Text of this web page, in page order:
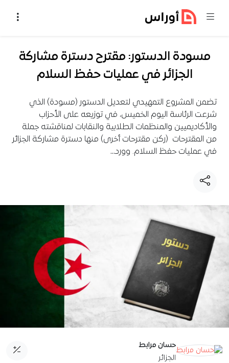
مسودة الدستور: مقترح دسترة مشاركة
الجزائر في عمليات حفظ السلام
تضمن المشروع التمهيدي لتعديل الدستور (مسودة) الذي
شرعت الرئاسة اليوم الخميس، في توزيعه على الأحزاب
والأكاديميين والمنظمات الطلابية والنقابات لمناقشته جملة
من المقترحات (ركن مقترحات أخرى) منها دسترة مشاركة الجزائر
في عمليات حفظ السلام. وورد…
حسان مرابط
الجزائر